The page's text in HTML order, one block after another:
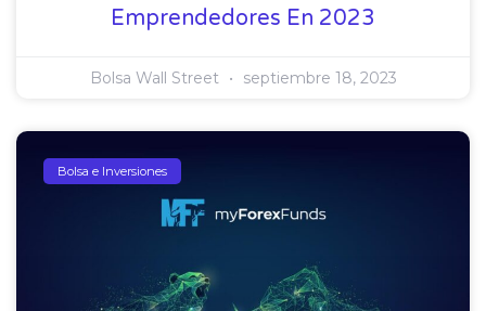
Emprendedores En 2023
Bolsa Wall Street septiembre 18, 2023
Bolsa e Inversiones